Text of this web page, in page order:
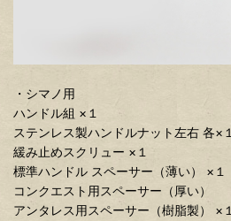
・シマノ用
ハンドル組 ×１
ステンレス製ハンドルナット左右 各×１
緩み止めスクリュー ×１
標準ハンドル スペーサー（薄い） ×１
コンクエスト用スペーサー（厚い）
アンタレス用スペーサー（樹脂製） ×１